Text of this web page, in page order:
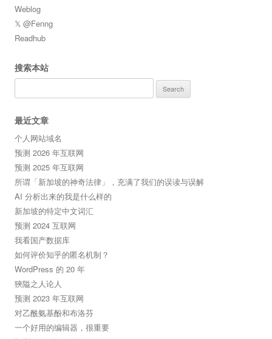
Weblog
𝕏 @Fenng
Readhub
搜索本站
for:
最近文章
个人网站域名
预测 2026 年互联网
预测 2025 年互联网
所谓「新加坡的神奇法律」，充满了我们的误读与误解
AI 分析出来的我是什么样的
新加坡的特定中文词汇
预测 2024 互联网
我看国产数据库
如何评价知乎的匿名机制？
WordPress 的 20 年
狹隘之人论人
预测 2023 年互联网
对乙酰氨基酚和布洛芬
一个好用的编辑器，很重要